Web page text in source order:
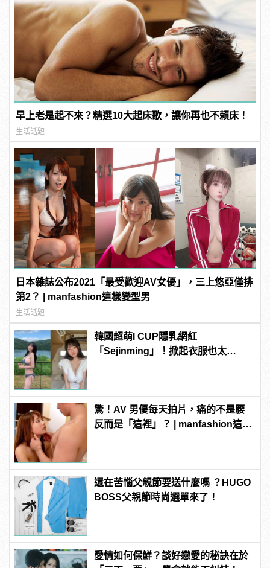
早上老是起不來？精選10大起床歌，讓你再也不賴床！
生活話題
日本雜誌公布2021「最受歡迎AV女優」，三上悠亞僅排
第2？ | manfashion這樣變型男
生活話題
韓國超萌I CUP隱乳網紅
「Sejinming」！掀起衣服也太
驚！AV 男優每天拍片，痛的不是腰
反而是「這裡」？ | manfashion這樣
還在苦惱父親節要送什麼嗎 ？HUGO
BOSS父親節時尚選單來了！
愛情如何保鮮？談好戀愛的秘訣在於